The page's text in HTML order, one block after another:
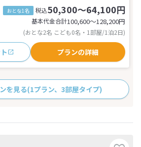
おとな1名 税込50,300～64,100円
基本代金合計100,600〜128,200円
(おとな2名 こども0名・1部屋/1泊2日)
プランの詳細
を見る(1プラン、3部屋タイプ)